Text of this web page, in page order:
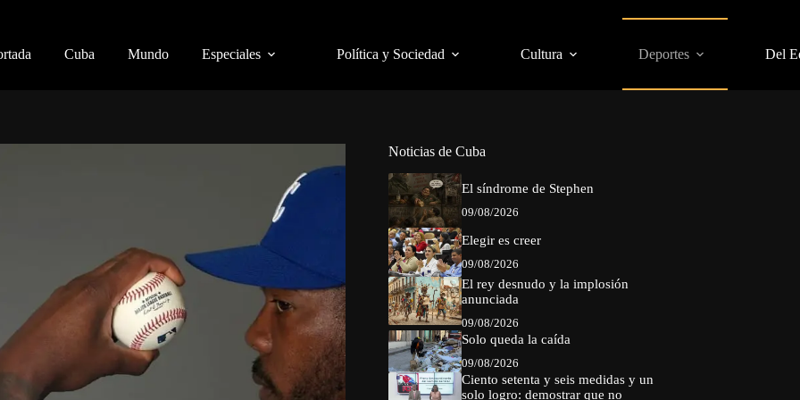
Cuba Mundo Especiales Política y Sociedad Cultura Deportes Del
Noticias de Cuba
El síndrome de Stephen
09/08/2026
Elegir es creer
09/08/2026
El rey desnudo y la implosión
anunciada
09/08/2026
Solo queda la caída
09/08/2026
Ciento setenta y seis medidas y un
solo logro: demostrar que no